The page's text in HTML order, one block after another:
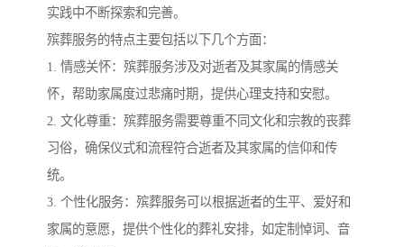
实践中不断探索和完善。
殡葬服务的特点主要包括以下几个方面：
1. 情感关怀：殡葬服务涉及对逝者及其家属的情感关
怀，帮助家属度过悲痛时期，提供心理支持和安慰。
2. 文化尊重：殡葬服务需要尊重不同文化和宗教的丧葬
习俗，确保仪式和流程符合逝者及其家属的信仰和传
统。
3. 个性化服务：殡葬服务可以根据逝者的生平、爱好和
家属的意愿，提供个性化的葬礼安排，如定制悼词、音